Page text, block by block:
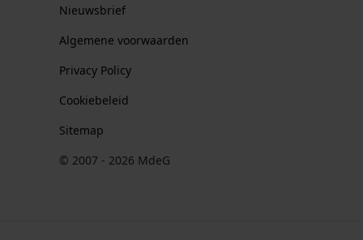
Nieuwsbrief
Algemene voorwaarden
Privacy Policy
Cookiebeleid
Sitemap
© 2007 - 2026 MdeG